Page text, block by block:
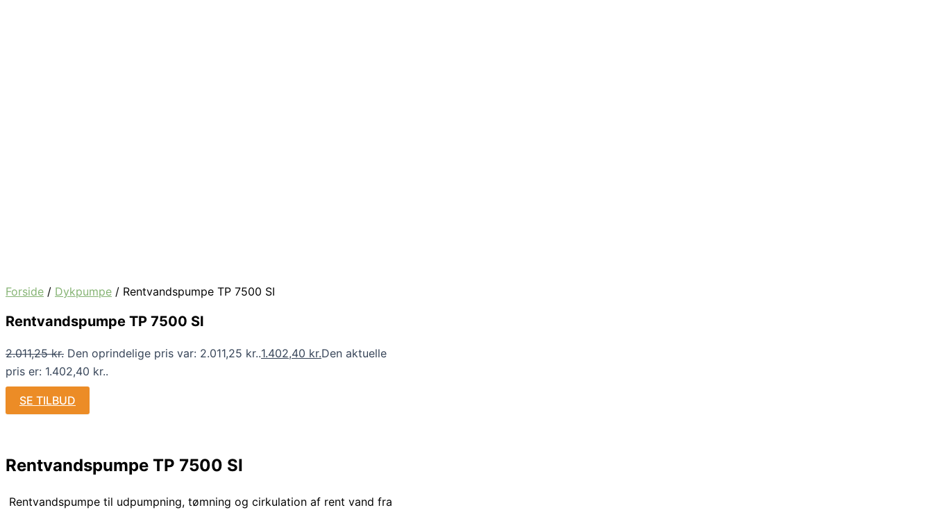
Forside / Dykpumpe / Rentvandspumpe TP 7500 SI
Rentvandspumpe TP 7500 SI
2.011,25kr. Den oprindelige pris var: 2.011,25 kr..1.402,40 kr.Den aktuelle
pris er: 1.402,40 kr..
SE TILBUD
Rentvandspumpe TP 7500 SI
Rentvandspumpe til udpumpning, tømning og cirkulation af rent vand fra